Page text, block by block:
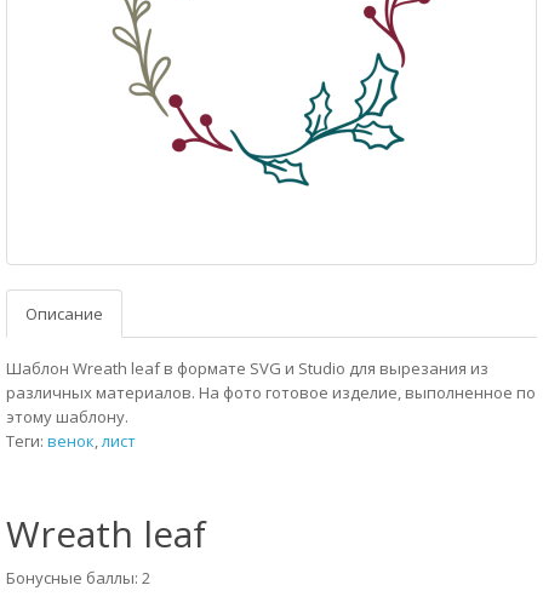
Описание
Шаблон Wreath leaf в формате SVG и Studio для вырезания из
различных материалов. На фото готовое изделие, выполненное по
этому шаблону.
Теги: венок,лист
Wreath leaf
Бонусные баллы: 2